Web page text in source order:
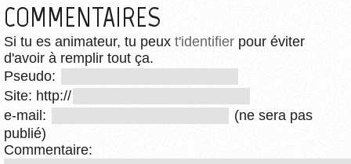
COMMENTAIRES
Si tu es animateur, tu peux t'identifier pour éviter
d'avoir à remplir tout ça.
Pseudo:
Site: http://
e-mail:
(ne sera pas
publié)
Commentaire: